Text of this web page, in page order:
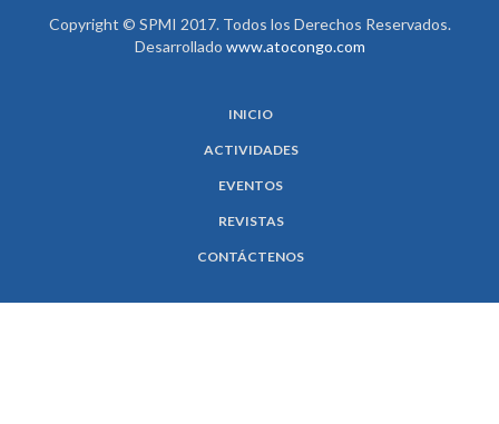
Copyright © SPMI 2017. Todos los Derechos Reservados.
Desarrollado www.atocongo.com
INICIO
ACTIVIDADES
EVENTOS
REVISTAS
CONTÁCTENOS